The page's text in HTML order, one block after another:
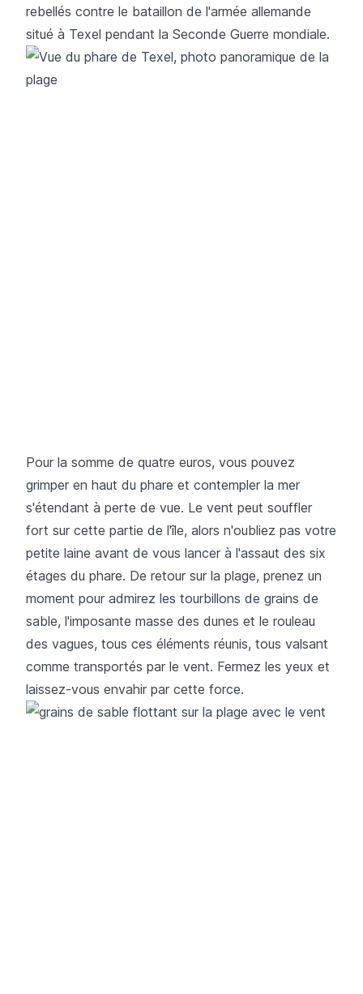
rebellés contre le bataillon de l'armée allemande
situé à Texel pendant la Seconde Guerre mondiale.
Pour la somme de quatre euros, vous pouvez
grimper en haut du phare et contempler la mer
s'étendant à perte de vue. Le vent peut souffler
fort sur cette partie de l'île, alors n'oubliez pas votre
petite laine avant de vous lancer à l'assaut des six
étages du phare. De retour sur la plage, prenez un
moment pour admirez les tourbillons de grains de
sable, l'imposante masse des dunes et le rouleau
des vagues, tous ces éléments réunis, tous valsant
comme transportés par le vent. Fermez les yeux et
laissez-vous envahir par cette force.